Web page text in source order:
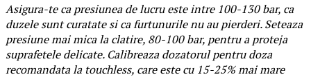
Asigura-te ca presiunea de lucru este intre 100-130 bar, ca
duzele sunt curatate si ca furtunurile nu au pierderi. Seteaza
presiune mai mica la clatire, 80-100 bar, pentru a proteja
suprafetele delicate. Calibreaza dozatorul pentru doza
recomandata la touchless, care este cu 15-25% mai mare